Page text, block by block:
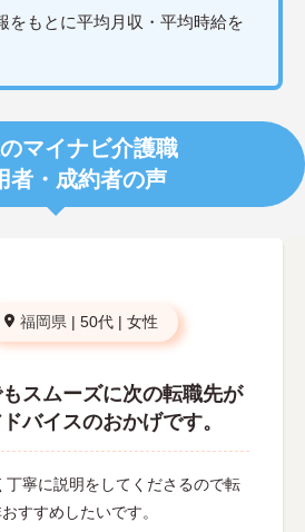
をもとに平均月収・平均時給を
マイナビ介護職
者・成約者の声
福岡県 | 50代 | 女性
スムーズに次の転職先が
バイスのおかげです。
丁寧に説明をしてくださるので転
すすめしたいです。